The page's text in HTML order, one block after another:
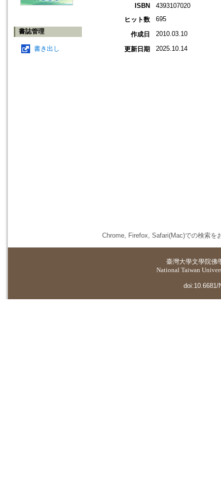
書誌管理
書き出し
ISBN
4393107020
ヒット数
695
作成日 2010.03.10
更新日期 2025.10.14
Chrome, Firefox, Safari(Mac)での検索を
臺灣大學文學院佛
National Taiwan
doi:10.6681/